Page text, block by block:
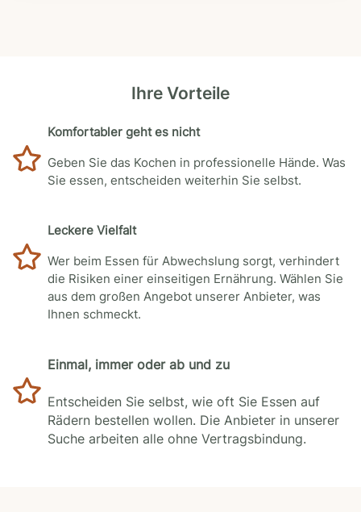
Ihre Vorteile
Komfortabler geht es nicht
Geben Sie das Kochen in professionelle Hände. Was
Sie essen, entscheiden weiterhin Sie selbst.
Leckere Vielfalt
Wer beim Essen für Abwechslung sorgt, verhindert
die Risiken einer einseitigen Ernährung. Wählen Sie
aus dem großen Angebot unserer Anbieter, was
Ihnen schmeckt.
Einmal, immer oder ab und zu
Entscheiden Sie selbst, wie oft Sie Essen auf
Rädern bestellen wollen. Die Anbieter in unserer
Suche arbeiten alle ohne Vertragsbindung.